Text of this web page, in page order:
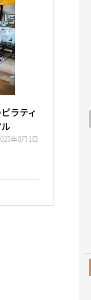
ラティ
年8月1日